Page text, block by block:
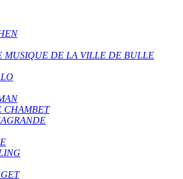
MUSIQUE DE LA VILLE DE BULLE
CHAMBET